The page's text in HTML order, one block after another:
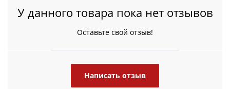
У данного товара пока нет отзывов
Оставьте свой отзыв!
Написать отзыв